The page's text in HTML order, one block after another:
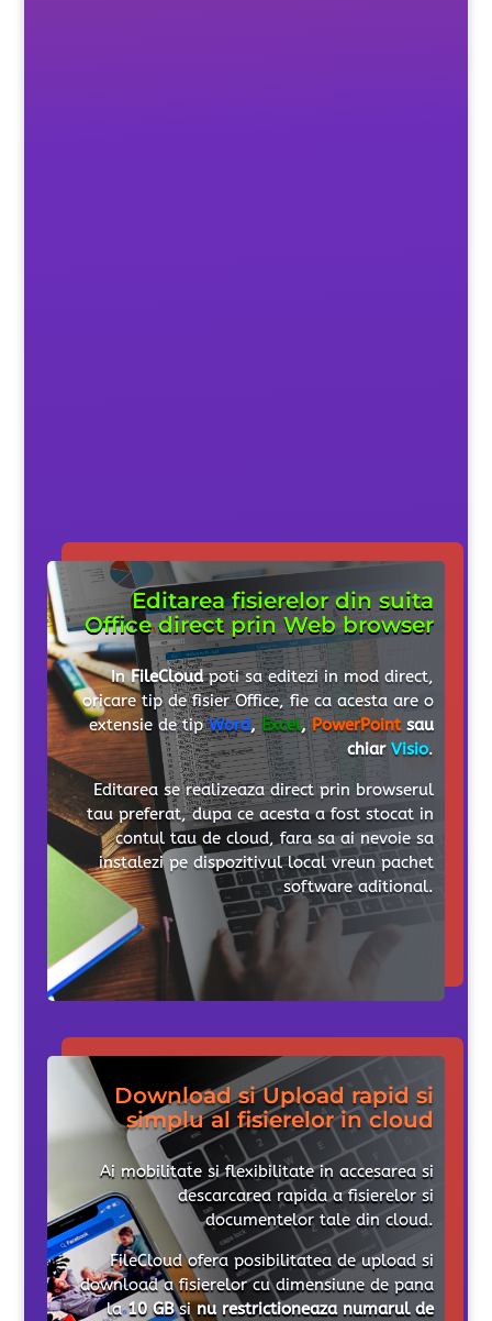
Editarea fisierelor din suita
Office direct prin Web browser
InFileCloudpoti sa editezi in mod direct,
oricare tip de fisier Office, fie ca acesta are o
extensie de tipWord,Excel,PowerPointsau
chiarVisio.
Editarea se realizeaza direct prin browserul
tau preferat, dupa ce acesta a fost stocat in
contul tau de cloud, fara sa ai nevoie sa
instalezi pe dispozitivul local vreun pachet
software aditional.
Download si Upload rapid si
simplu al fisierelor in cloud
Ai mobilitate si flexibilitate in accesarea si
descarcarea rapida a fisierelor si
documentelor tale din cloud.
FileCloud ofera posibilitatea de upload si
download a fisierelor cu dimensiune de pana
la10 GBsinu restrictioneaza numarul de